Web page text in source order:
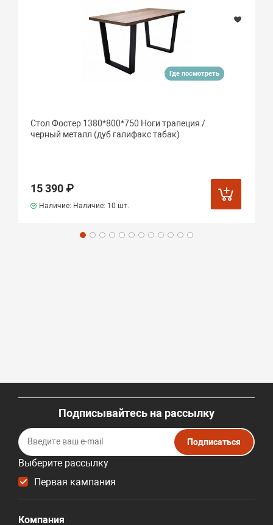
Где посмотреть
Стол Фостер 1380*800*750 Ноги трапеция /
черный металл (дуб галифакс табак)
15 390 ₽
Наличие: Наличие: 10 шт.
Подписывайтесь на рассылку
Выберите рассылку
Первая кампания
Подписаться
Компания